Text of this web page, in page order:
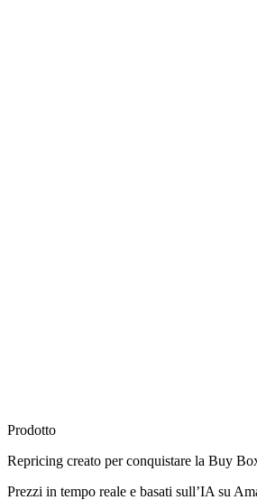
Prodotto
Repricing creato perconquistare la Buy
Prezzi in tempo reale e basati sull’IA su